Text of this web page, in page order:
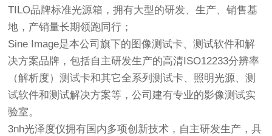
TILO品牌标准光源箱，拥有大型的研发、生产、销售基
地，产销量长期领跑同行；
Sine Image是本公司旗下的图像测试卡、测试软件和解
决方案品牌，包括自主研发生产的高清ISO12233分辨率
（解析度）测试卡和其它全系列测试卡、照明光源、测
试软件和测试解决方案等，公司建有专业的影像测试实
验室。
3nh光泽度仪拥有国内多项创新技术，自主研发生产，具